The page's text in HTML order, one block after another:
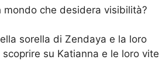
che desidera visibilità?
sorella di Zendaya e la loro
su Katianna e le loro vite